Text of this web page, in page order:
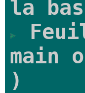
la
main
)